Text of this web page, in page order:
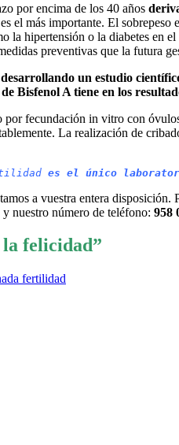
por encima de los 40 años
es el más importante. El sobrepeso
la hipertensión o la diabetes
preventivas que la futura
un estudio
Bisfenol A tiene en los
fecundación in vitro con
La realización de
es el único
a vuestra entera
nuestro número de teléfono: 958
felicidad”
fertilidad